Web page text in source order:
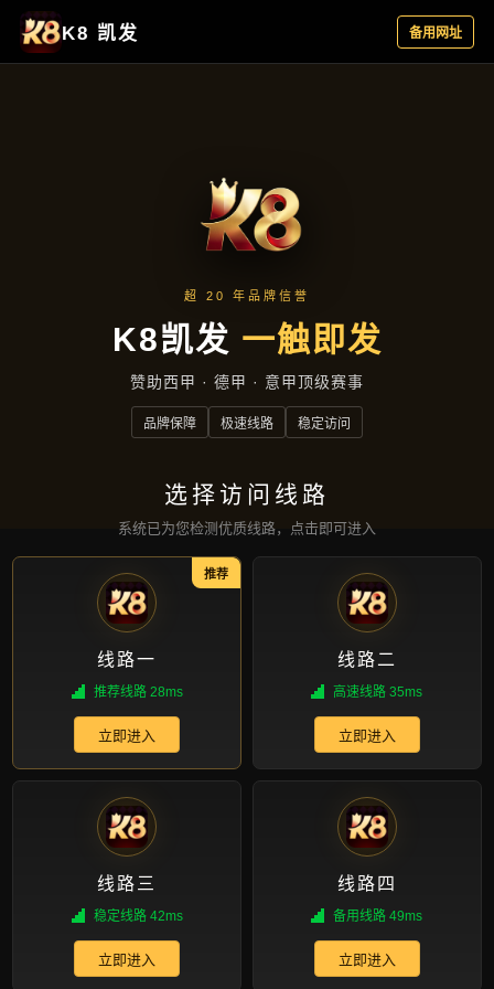
集团动态
首页 集团动态